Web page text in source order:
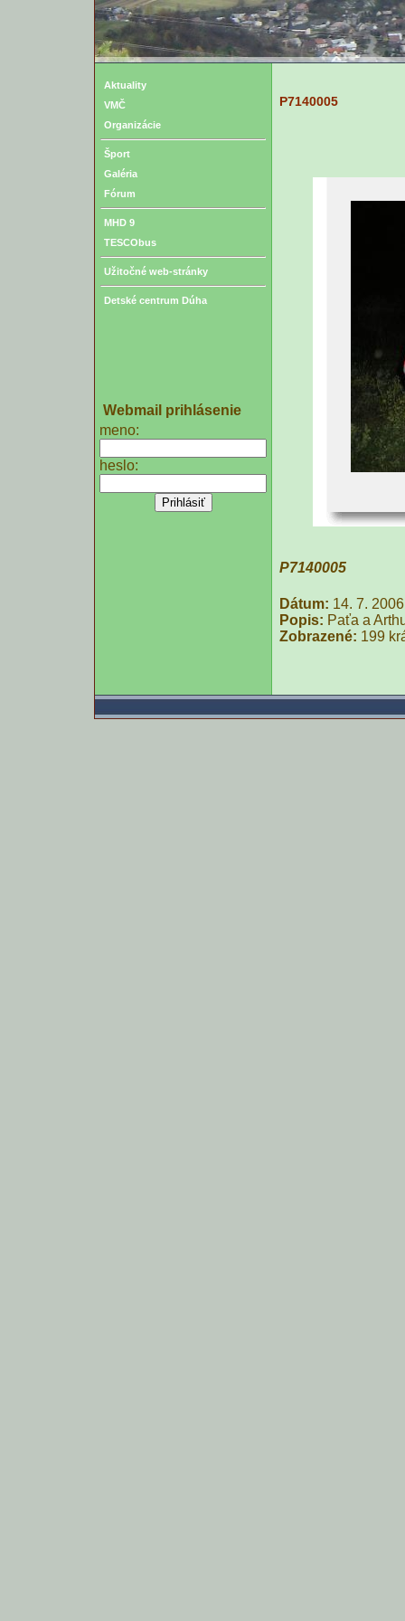
Aktuality
VMČ
Organizácie
Šport
Galéria
Fórum
MHD 9
TESCObus
Užitočné web-stránky
Detské centrum Dúha
Webmail prihlásenie
meno:
heslo:
P7140005
P7140005
Dátum: 14. 7. 2006
Popis: Paťa a
Zobrazené: 199